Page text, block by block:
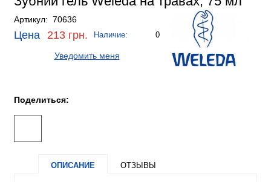
Артикул: 70636
Цена 213 грн. Наличие: 0
Уведомить меня
Поделиться:
ОПИСАНИЕ ОТЗЫВЫ